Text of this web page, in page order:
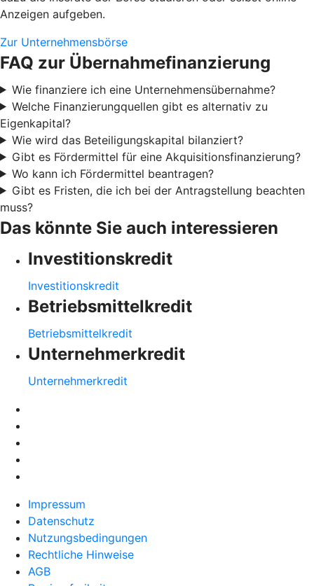
Anzeigen aufgeben.
Zur Unternehmensbörse
FAQ zur Übernahmefinanzierung
Wie finanziere ich eine Unternehmensübernahme?
Welche Finanzierungquellen gibt es alternativ zu
Eigenkapital?
Wie wird das Beteiligungskapital bilanziert?
Gibt es Fördermittel für eine Akquisitionsfinanzierung?
Wo kann ich Fördermittel beantragen?
Gibt es Fristen, die ich bei der Antragstellung beachten
muss?
Das könnte Sie auch interessieren
Investitionskredit
Investitionskredit
Betriebsmittelkredit
Betriebsmittelkredit
Unternehmerkredit
Unternehmerkredit
Impressum
Datenschutz
Nutzungsbedingungen
Rechtliche Hinweise
AGB